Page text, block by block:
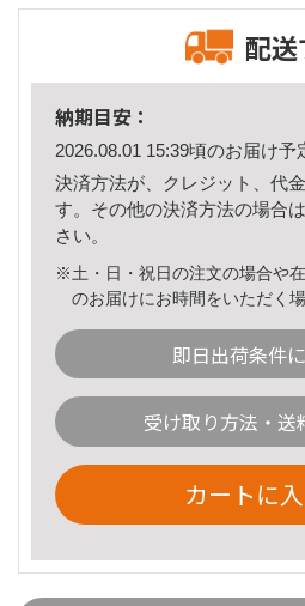
配送
納期目安：
2026.08.01 15:39頃のお届け予
決済方法が、クレジット、代
す。その他の決済方法の場合は
さい。
※土・日・祝日の注文の場合や
のお届けにお時間をいただく
即日出荷条件
受け取り方法・送
カートに